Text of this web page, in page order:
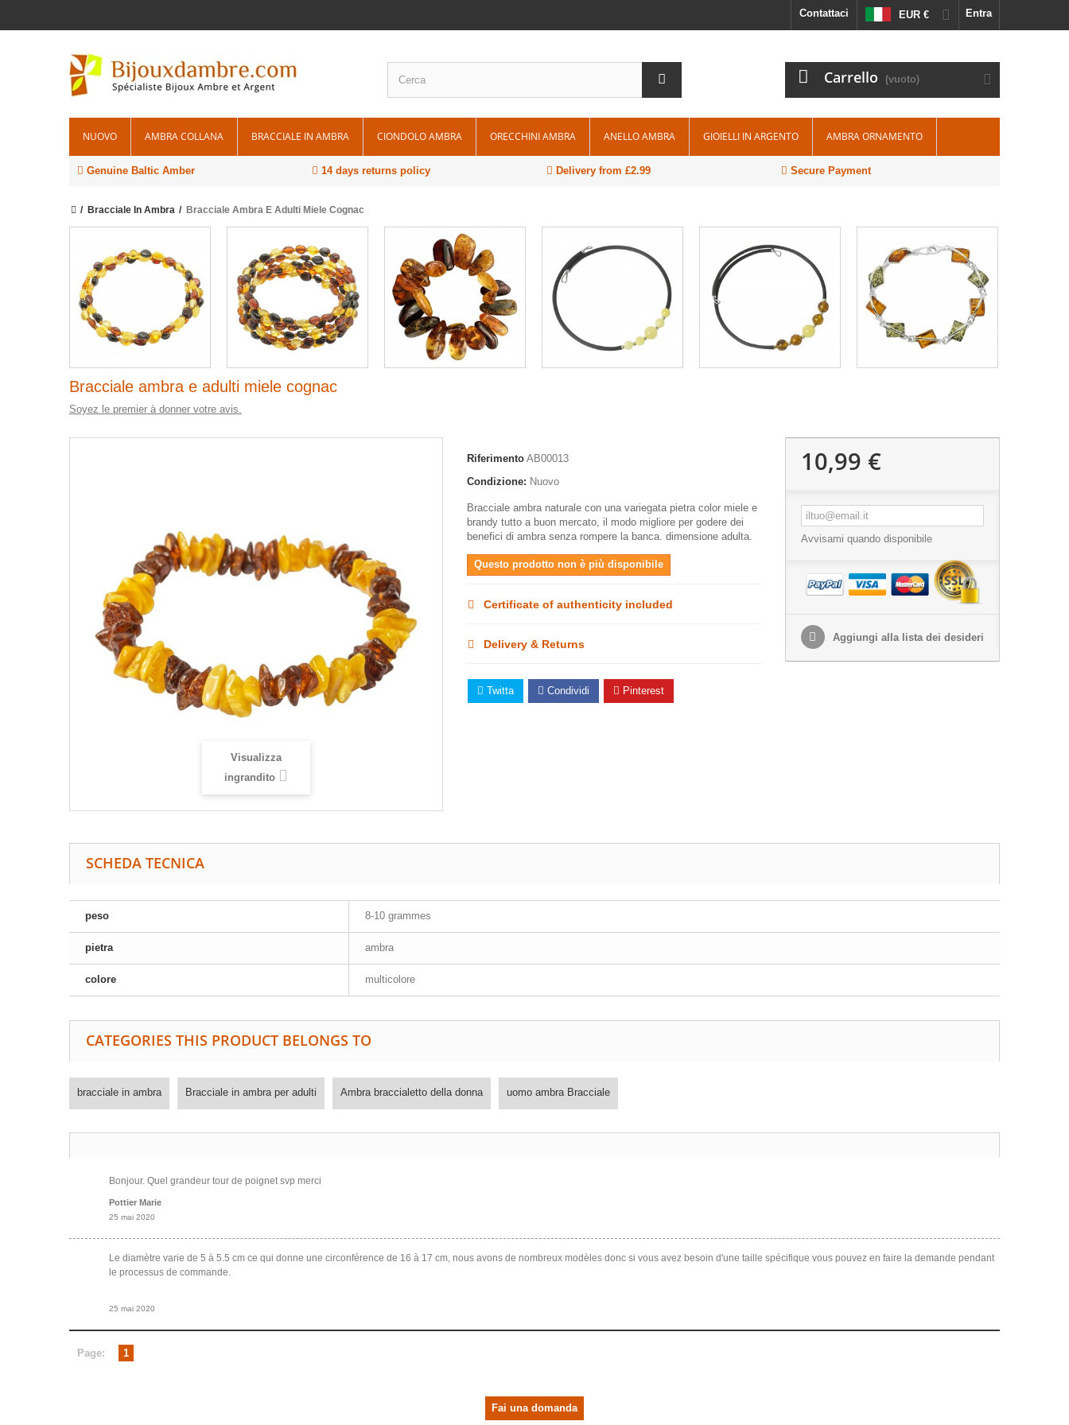
Entra
EUR €
Contattaci
Carrello (vuoto)
NUOVO AMBRA COLLANA BRACCIALE IN AMBRA CIONDOLO AMBRA ORECCHINI AMBRA ANELLO AMBRA GIOIELLI IN ARGENTO AMBRA ORNAMENTO
Genuine Baltic Amber 14 days returns policy Delivery from £2.99 Secure Payment
Bracciale In Ambra Bracciale Ambra E Adulti Miele Cognac
Bracciale ambra e adulti miele cognac
Soyez le premier à donner votre avis.
Visualizza
ingrandito
Riferimento AB00013
Condizione: Nuovo
Bracciale ambra naturale con una variegata pietra color miele e
brandy tutto a buon mercato, il modo migliore per godere dei
benefici di ambra senza rompere la banca. dimensione adulta.
Questo prodotto non è più disponibile
Certificate of authenticity included
Delivery & Returns
Twitta Condividi Pinterest
10,99 €
Avvisami quando disponibile
Aggiungi alla lista dei desideri
SCHEDA TECNICA
peso 8-10 grammes
pietra ambra
colore multicolore
CATEGORIES THIS PRODUCT BELONGS TO
bracciale in ambra Bracciale in ambra per adulti Ambra braccialetto della donna uomo ambra Bracciale
Bonjour. Quel grandeur tour de poignet svp merci
Pottier Marie
25 mai 2020
Le diamètre varie de 5 à 5.5 cm ce qui donne une circonférence de 16 à 17 cm, nous avons de nombreux modèles donc si vous avez besoin d'une taille spécifique vous pouvez en faire la demande pendant
le processus de commande.
25 mai 2020
Page: 1
Fai una domanda